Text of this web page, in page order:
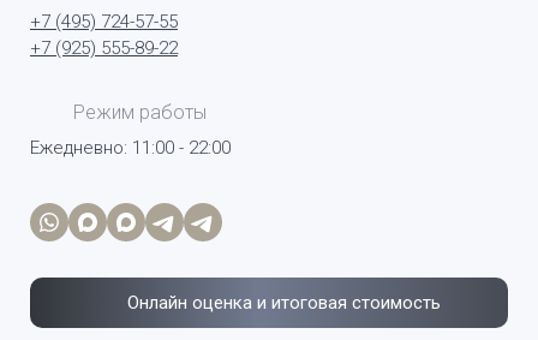
+7 (495) 724-57-55
+7 (925) 555-89-22
Режим работы
Ежедневно: 11:00 - 22:00
Онлайн оценка и итоговая стоимость